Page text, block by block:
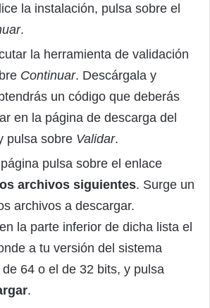
la instalación, pulsa sobre el
.
la herramienta de validación
Continuar. Descárgala y
un código que deberás
en la página de descarga del
pulsa sobre Validar.
pulsa sobre el enlace
archivos siguientes. Surge un
archivos a descargar.
la parte inferior de dicha lista el
a tu versión del sistema
64 o el de 32 bits, y pulsa
.